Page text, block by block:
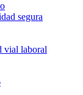
segura
vial laboral